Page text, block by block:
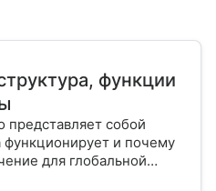
функции
представляет собой
и почему
для глобальной